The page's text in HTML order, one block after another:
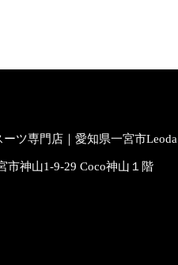
ツ専門店｜愛知県一宮市Leoda
市神山1-9-29 Coco神山１階